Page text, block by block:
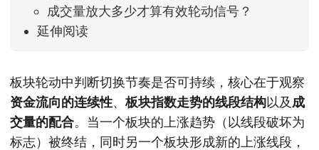
成交量放大多少才算有效轮动信号？
延伸阅读
板块轮动中判断切换节奏是否可持续，核心在于观察
资金流向的连续性、板块指数走势的线段结构以及成
交量的配合。当一个板块的上涨趋势（以线段破坏为
标志）被终结，同时另一个板块形成新的上涨线段，